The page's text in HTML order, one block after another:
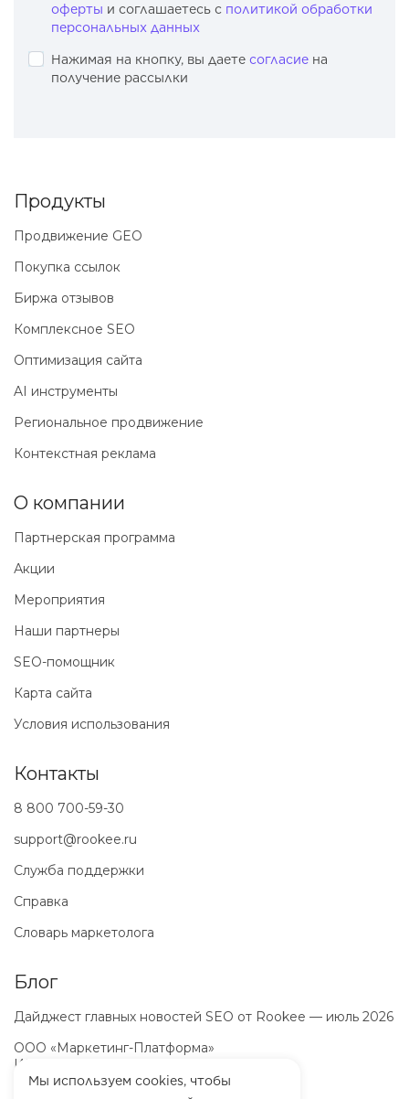
Мы используем cookies, чтобы
оферты и соглашаетесь с политикой обработки
персональных данных
Нажимая на кнопку, вы даете согласие на
получение рассылки
Блог
Дайджест главных новостей SEO от Rookee — июль 2026
ООО «Маркетинг-Платформа»
ИНН
ОГРН 1257100003863
Продукты
Продвижение GEO
Покупка ссылок
Биржа отзывов
Комплексное SEO
Оптимизация сайта
AI инструменты
Региональное продвижение
Контекстная реклама
О компании
Партнерская программа
Акции
Мероприятия
Наши партнеры
SEO-помощник
Карта сайта
Условия использования
Контакты
8 800 700-59-30
support@rookee.ru
Служба поддержки
Справка
Словарь маркетолога